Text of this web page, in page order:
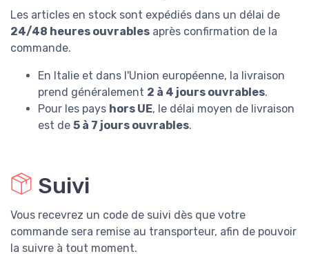
Les articles en stock sont expédiés dans un délai de
24/48 heures ouvrables après confirmation de la
commande.
En Italie et dans l'Union européenne, la livraison
prend généralement 2 à 4 jours ouvrables.
Pour les pays hors UE, le délai moyen de livraison
est de 5 à 7 jours ouvrables.
Suivi
Vous recevrez un code de suivi dès que votre
commande sera remise au transporteur, afin de pouvoir
la suivre à tout moment.